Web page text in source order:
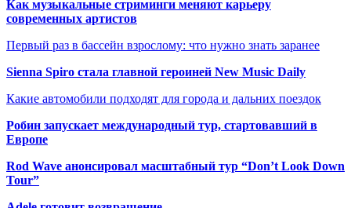
Как музыкальные стриминги меняют карьеру
современных артистов
Первый раз в бассейн взрослому: что нужно знать заранее
Sienna Spiro стала главной героиней New Music Daily
Какие автомобили подходят для города и дальних поездок
Робин запускает международный тур, стартовавший в
Европе
Rod Wave анонсировал масштабный тур “Don’t Look Down
Tour”